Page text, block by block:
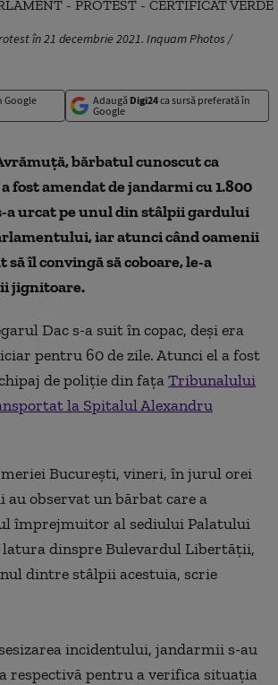
în 21 decembrie 2021. Inquam Photos /
Google
Adaugă Digi24ca sursă preferată în
Google
bărbatul cunoscut ca
fost amendat de jandarmi cu 1.800
a urcat pe unul din stâlpii gardului
iar atunci când oamenii
îl convingă să coboare, le-a
jignitoare.
Dac s-a suit în copac, deși era
pentru 60 de zile. Atunci el a fost
de poliţie din faţaTribunalului
la Spitalul Alexandru
Bucureşti, vineri, în jurul orei
au observat un bărbat care a
împrejmuitor al sediului Palatului
dinspre Bulevardul Libertăţii,
dintre stâlpii acestuia, scrie
incidentului, jandarmii s-au
respectivă pentru a verifica situaţia